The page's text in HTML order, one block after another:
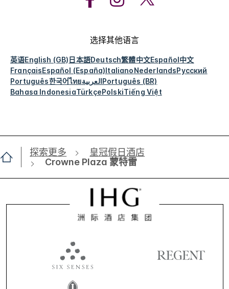
选择其他语言
英语English (GB)日本語Deutsch繁體中文Español中文
FrançaisEspañol (España)ItalianoNederlandsРусский
Português한국어ไทยالعربيةPortuguês (BR)
Bahasa IndonesiaTürkçePolskiTiếng Việt
探索更多
皇冠假日酒店
Crowne Plaza 蒙特雷